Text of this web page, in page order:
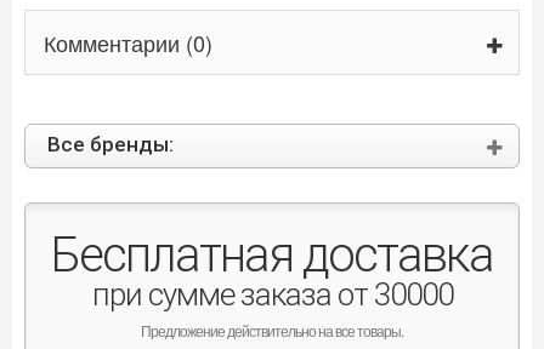
Комментарии (0)
Все бренды:
Бесплатная доставка
при сумме заказа от 30000
Предложение действительно на все товары.